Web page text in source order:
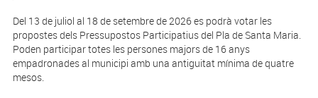
Del 13 de juliol al 18 de setembre de 2026 es podrà votar les
propostes dels Pressupostos Participatius del Pla de Santa Maria.
Poden participar totes les persones majors de 16 anys
empadronades al municipi amb una antiguitat mínima de quatre
mesos.